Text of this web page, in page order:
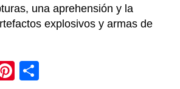
una aprehensión y la
explosivos y armas de
Pi